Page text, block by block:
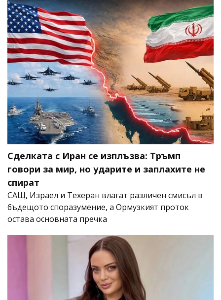
Сделката с Иран се изплъзва: Тръмп
говори за мир, но ударите и заплахите не
спират
САЩ, Израел и Техеран влагат различен смисъл в
бъдещото споразумение, а Ормузкият проток
остава основната пречка